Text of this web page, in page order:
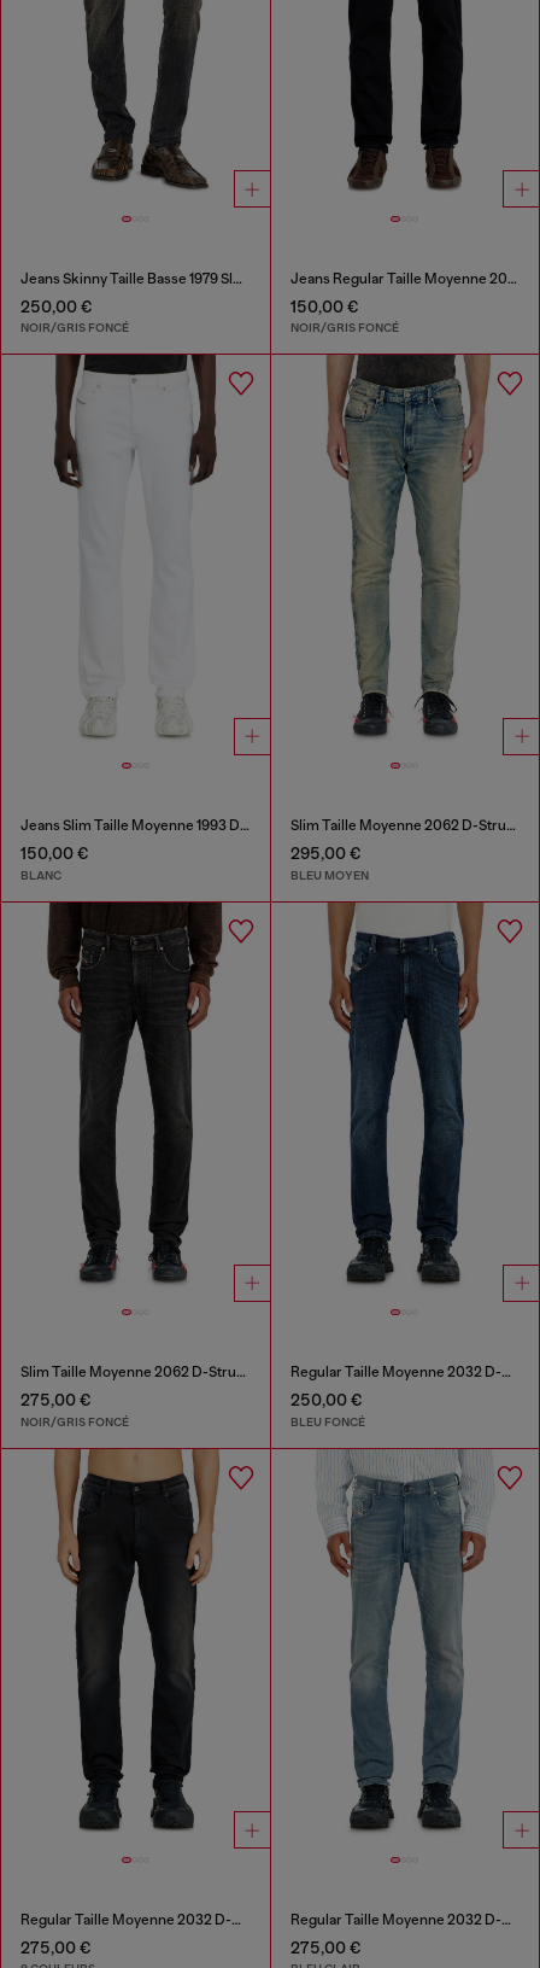
Jeans Skinny Taille Basse 1979 Sleenker
250,00 €
NOIR/GRIS FONCÉ
Jeans Regular Taille Moyenne 2023 D-Finitive
150,00 €
NOIR/GRIS FONCÉ
Jeans Slim Taille Moyenne 1993 D-Vyl
150,00 €
BLANC
Slim Taille Moyenne 2062 D-Strukt Joggjeans®
295,00 €
BLEU MOYEN
Slim Taille Moyenne 2062 D-Strukt Joggjeans®
275,00 €
NOIR/GRIS FONCÉ
Regular Taille Moyenne 2032 D-Krooley-BW Joggjeans®
250,00 €
BLEU FONCÉ
Regular Taille Moyenne 2032 D-Krooley-BW Joggjeans®
275,00 €
Regular Taille Moyenne 2032 D-Krooley-BW Joggjeans®
275,00 €